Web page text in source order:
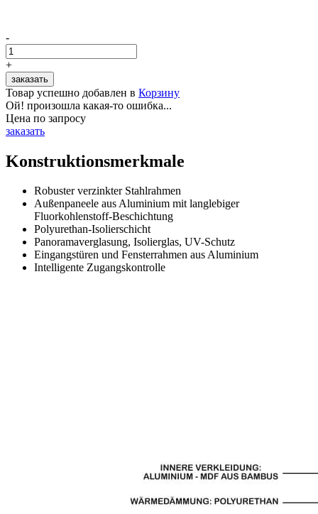
-
+
Товар успешно добавлен в Корзину
Ой! произошла какая-то ошибка...
Цена по запросу
заказать
Konstruktionsmerkmale
Robuster verzinkter Stahlrahmen
Außenpaneele aus Aluminium mit langlebiger
Fluorkohlenstoff-Beschichtung
Polyurethan-Isolierschicht
Panoramaverglasung, Isolierglas, UV-Schutz
Eingangstüren und Fensterrahmen aus Aluminium
Intelligente Zugangskontrolle